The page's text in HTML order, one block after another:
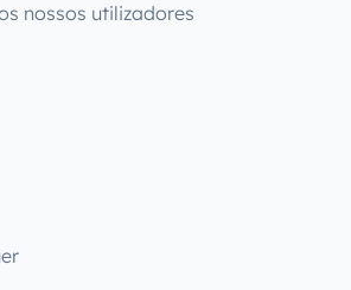
nossos utilizadores